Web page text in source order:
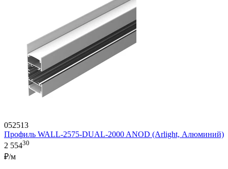
052513
Профиль WALL-2575-DUAL-2000 ANOD (Arlight, Алюминий)
2 55430
₽/м